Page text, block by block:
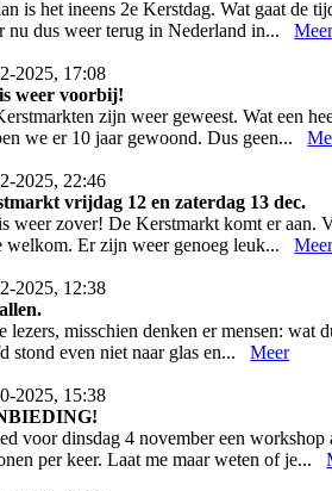
is het ineens 2e Kerstdag. Wat gaat de
nu dus weer terug in Nederland in...
2025, 17:08
weer voorbij!
zijn weer geweest. Wat een
we er 10 jaar gewoond. Dus geen...
2025, 22:46
vrijdag 12 en zaterdag 13 dec.
weer zover! De Kerstmarkt komt er aan.
welkom. Er zijn weer genoeg leuk...
2025, 12:38
lezers, misschien denken er mensen:
stond even niet naar glas en...Meer
2025, 15:38
voor dinsdag 4 november een
per keer. Laat me maar weten of je...